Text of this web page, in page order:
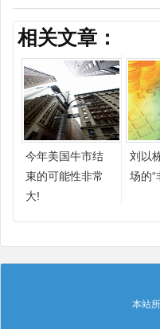
相关文章：
今年美国牛市结
束的可能性非常
大!
刘以
场的“
本站